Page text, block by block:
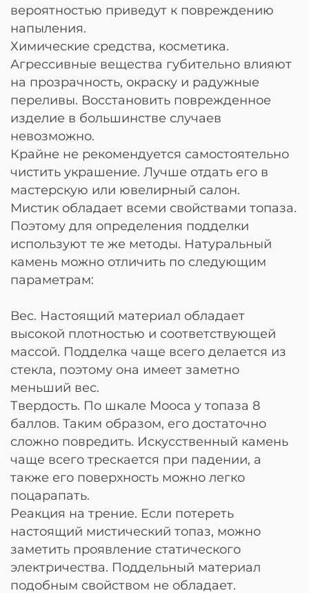
вероятностью приведут к повреждению
напыления.
Химические средства, косметика.
Агрессивные вещества губительно влияют
на прозрачность, окраску и радужные
переливы. Восстановить поврежденное
изделие в большинстве случаев
невозможно.
Крайне не рекомендуется самостоятельно
чистить украшение. Лучше отдать его в
мастерскую или ювелирный салон.
Мистик обладает всеми свойствами топаза.
Поэтому для определения подделки
используют те же методы. Натуральный
камень можно отличить по следующим
параметрам:
Вес. Настоящий материал обладает
высокой плотностью и соответствующей
массой. Подделка чаще всего делается из
стекла, поэтому она имеет заметно
меньший вес.
Твердость. По шкале Мооса у топаза 8
баллов. Таким образом, его достаточно
сложно повредить. Искусственный камень
чаще всего трескается при падении, а
также его поверхность можно легко
поцарапать.
Реакция на трение. Если потереть
настоящий мистический топаз, можно
заметить проявление статического
электричества. Поддельный материал
подобным свойством не обладает.